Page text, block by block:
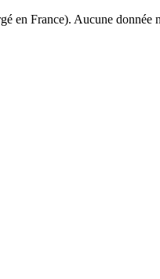
en France). Aucune donnée